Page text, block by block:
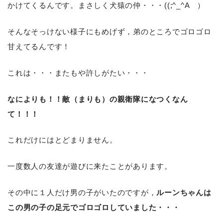
かけてくるんです。まさしく犬猿の仲・・・((;^_^A ）
そんなそっけない様子にもめげず，弟のところでゴロゴロ
甘えてるんです！
これは・・・またもや許しがたい・・・
なによりも！！敵（まりも）の親衛隊になつくなん
て！！！
これだけにはとどまりません。
一度数人の友達が遊びに来たことがあります。
その中に１人だけ男の子がいたのですが， ルーンちゃんは
この男の子の足元でゴロゴロしていました・・・